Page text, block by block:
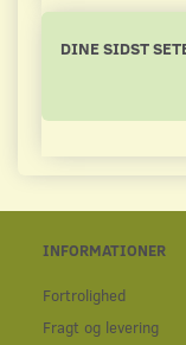
DINE SIDST
INFORMATIONER
Fortrolighed
Fragt og levering